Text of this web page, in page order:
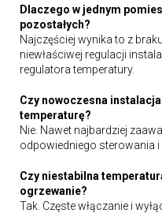
Dlaczego w jednym
pozostałych?
Najczęściej wynika to z
niewłaściwej regulacji
regulatora temperatury.
Czy nowoczesna
temperaturę?
Nie. Nawet najbardziej
odpowiedniego sterowania i
Czy niestabilna
ogrzewanie?
Tak. Częste włączanie i